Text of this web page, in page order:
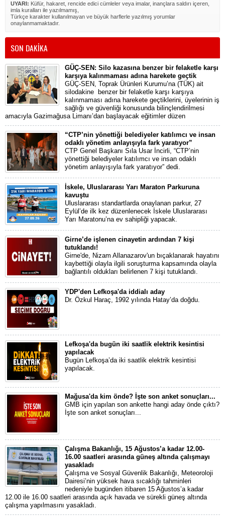
UYARI: Küfür, hakaret, rencide edici cümleler veya imalar, inançlara saldırı içeren,
imla kuralları ile yazılmamış,
Türkçe karakter kullanılmayan ve büyük harflerle yazılmış yorumlar
onaylanmamaktadır.
SON DAKİKA
GÜÇ-SEN: Silo kazasına benzer bir felaketle karşı
karşıya kalınmaması adına harekete geçtik
GÜÇ-SEN, Toprak Ürünleri Kurumu’na (TÜK) ait
silodakine benzer bir felaketle karşı karşıya
kalınmaması adına harekete geçtiklerini, üyelerinin iş
sağlığı ve güvenliği konusunda bilinçlendirilmesi
amacıyla Gazimağusa Limanı’dan başlayacak eğitimler düzen
“CTP’nin yönettiği belediyeler katılımcı ve insan
odaklı yönetim anlayışıyla fark yaratıyor”
CTP Genel Başkanı Sıla Usar İncirli, “CTP’nin
yönettiği belediyeler katılımcı ve insan odaklı
yönetim anlayışıyla fark yaratıyor” dedi.
İskele, Uluslararası Yarı Maraton Parkuruna
kavuştu
Uluslararası standartlarda onaylanan parkur, 27
Eylül’de ilk kez düzenlenecek İskele Uluslararası
Yarı Maratonu’na ev sahipliği yapacak.
Girne’de işlenen cinayetin ardından 7 kişi
tutuklandı!
Girne'de, Nizam Allanazarov'un bıçaklanarak hayatını
kaybettiği olayla ilgili soruşturma kapsamında olayla
bağlantılı oldukları belirlenen 7 kişi tutuklandı.
YDP'den Lefkoşa'da iddialı aday
Dr. Özkul Haraç, 1992 yılında Hatay’da doğdu.
Lefkoşa'da bugün iki saatlik elektrik kesintisi
yapılacak
Bugün Lefkoşa’da iki saatlik elektrik kesintisi
yapılacak.
Mağusa'da kim önde? İşte son anket sonuçları...
GMB için yapılan son ankette hangi aday önde çıktı?
İşte son anket sonuçları...
Çalışma Bakanlığı, 15 Ağustos’a kadar 12.00-
16.00 saatleri arasında güneş altında çalışmayı
yasakladı
Çalışma ve Sosyal Güvenlik Bakanlığı, Meteoroloji
Dairesi’nin yüksek hava sıcaklığı tahminleri
nedeniyle bugünden itibaren 15 Ağustos’a kadar
12.00 ile 16.00 saatleri arasında açık havada ve sürekli güneş altında
çalışma yapılmasını yasakladı.